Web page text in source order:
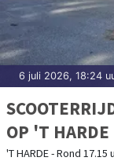
6 juli 2026, 18:24
OP 'T HARDE
'T HARDE - Rond